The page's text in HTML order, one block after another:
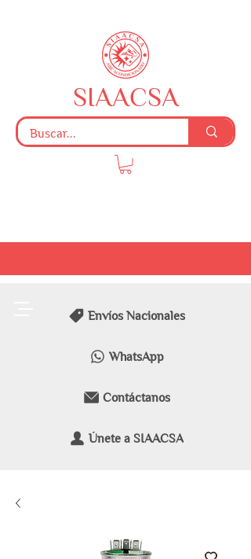
Envíos Nacionales
WhatsApp
Contáctanos
Únete a SIAACSA
SIAACSA